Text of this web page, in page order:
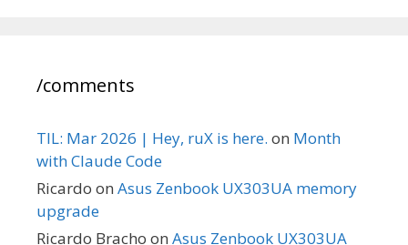
/comments
TIL: Mar 2026 | Hey, ruX is here. on Month
with Claude Code
Ricardo on Asus Zenbook UX303UA memory
upgrade
Ricardo Bracho on Asus Zenbook UX303UA